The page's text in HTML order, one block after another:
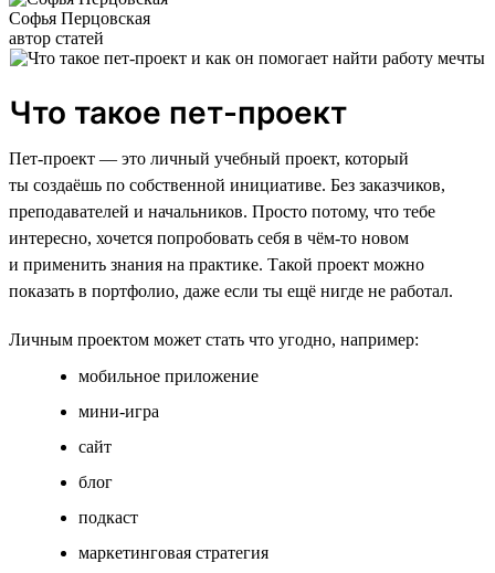
Софья Перцовская
автор статей
Что такое пет-проект
Пет-проект — это личный учебный проект, который
ты создаёшь по собственной инициативе. Без заказчиков,
преподавателей и начальников. Просто потому, что тебе
интересно, хочется попробовать себя в чём-то новом
и применить знания на практике. Такой проект можно
показать в портфолио, даже если ты ещё нигде не работал.
Личным проектом может стать что угодно, например:
мобильное приложение
мини-игра
сайт
блог
подкаст
маркетинговая стратегия